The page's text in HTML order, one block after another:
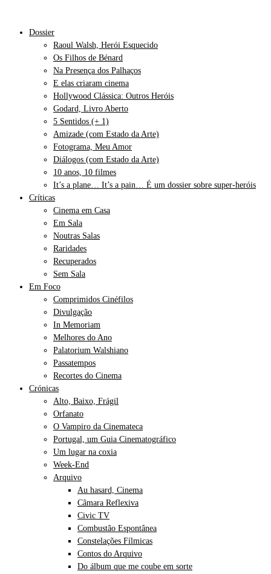
Dossier
Raoul Walsh, Herói Esquecido
Os Filhos de Bénard
Na Presença dos Palhaços
E elas criaram cinema
Hollywood Clássica: Outros Heróis
Godard, Livro Aberto
5 Sentidos (+ 1)
Amizade (com Estado da Arte)
Fotograma, Meu Amor
Diálogos (com Estado da Arte)
10 anos, 10 filmes
It’s a plane… It’s a pain… É um dossier sobre super-heróis
Críticas
Cinema em Casa
Em Sala
Noutras Salas
Raridades
Recuperados
Sem Sala
Em Foco
Comprimidos Cinéfilos
Divulgação
In Memoriam
Melhores do Ano
Palatorium Walshiano
Passatempos
Recortes do Cinema
Crónicas
Alto, Baixo, Frágil
Orfanato
O Vampiro da Cinemateca
Portugal, um Guia Cinematográfico
Um lugar na coxia
Week-End
Arquivo
Au hasard, Cinema
Câmara Reflexiva
Civic TV
Combustão Espontânea
Constelações Fílmicas
Contos do Arquivo
Do álbum que me coube em sorte